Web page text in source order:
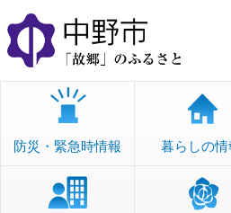
本
文
へ
移
防災・緊急時情報 暮らしの情